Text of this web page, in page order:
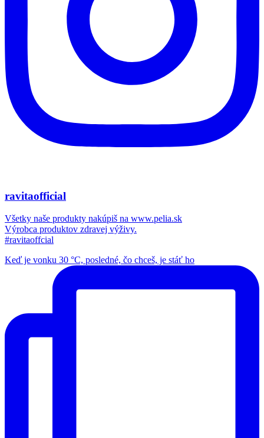
ravitaofficial
Všetky naše produkty nakúpiš na www.pelia.sk
Výrobca produktov zdravej výživy.
#ravitaoffcial
Keď je vonku 30 °C, posledné, čo chceš, je stáť ho